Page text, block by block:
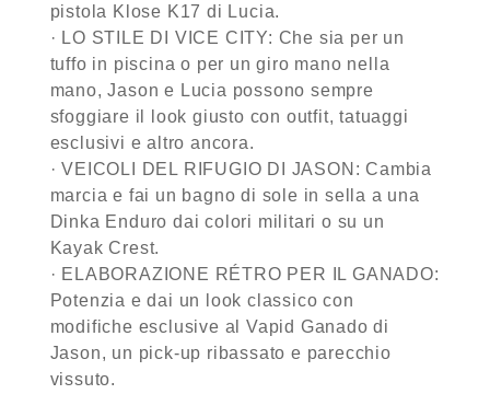
pistola Klose K17 di Lucia.
· LO STILE DI VICE CITY: Che sia per un
tuffo in piscina o per un giro mano nella
mano, Jason e Lucia possono sempre
sfoggiare il look giusto con outfit, tatuaggi
esclusivi e altro ancora.
· VEICOLI DEL RIFUGIO DI JASON: Cambia
marcia e fai un bagno di sole in sella a una
Dinka Enduro dai colori militari o su un
Kayak Crest.
· ELABORAZIONE RÉTRO PER IL GANADO:
Potenzia e dai un look classico con
modifiche esclusive al Vapid Ganado di
Jason, un pick-up ribassato e parecchio
vissuto.